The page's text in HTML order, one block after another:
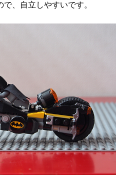
、自立しやすいです。